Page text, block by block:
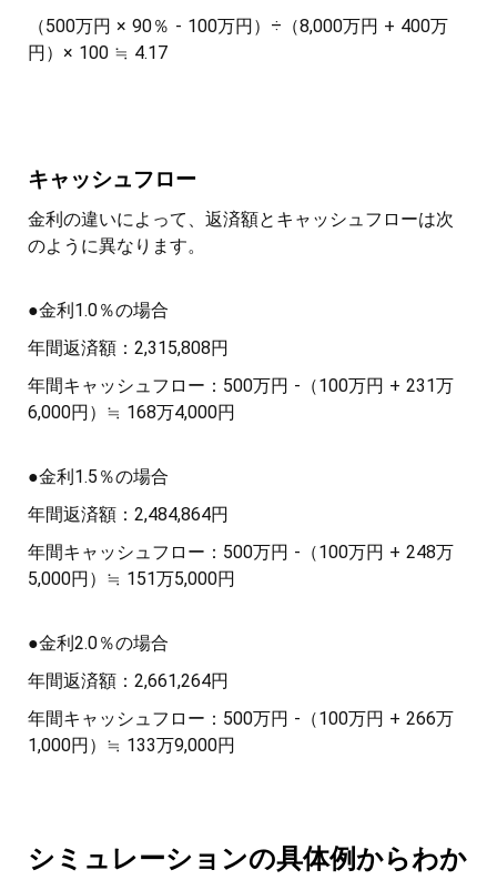
（500万円 × 90％ - 100万円）÷（8,000万円 + 400万
円）× 100 ≒ 4.17
キャッシュフロー
金利の違いによって、返済額とキャッシュフローは次
のように異なります。
●金利1.0％の場合
年間返済額：2,315,808円
年間キャッシュフロー：500万円 -（100万円 + 231万
6,000円）≒ 168万4,000円
●金利1.5％の場合
年間返済額：2,484,864円
年間キャッシュフロー：500万円 -（100万円 + 248万
5,000円）≒ 151万5,000円
●金利2.0％の場合
年間返済額：2,661,264円
年間キャッシュフロー：500万円 -（100万円 + 266万
1,000円）≒ 133万9,000円
シミュレーションの具体例からわか